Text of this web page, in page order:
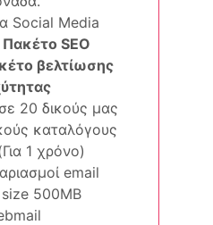
Social Media
SEO
βελτίωσης
20 δικούς μας
καταλόγους
1 χρόνο)
email
500MB